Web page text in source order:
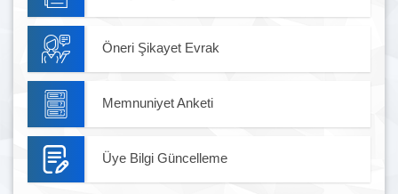
Öneri Şikayet Evrak
Memnuniyet Anketi
Üye Bilgi Güncelleme